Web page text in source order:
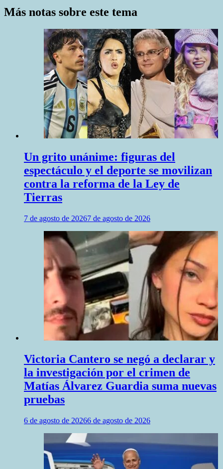
Más notas sobre este tema
Un grito unánime: figuras del
espectáculo y el deporte se movilizan
contra la reforma de la Ley de
Tierras
7 de agosto de 20267 de agosto de 2026
Victoria Cantero se negó a declarar y
la investigación por el crimen de
Matías Álvarez Guardia suma nuevas
pruebas
6 de agosto de 20266 de agosto de 2026